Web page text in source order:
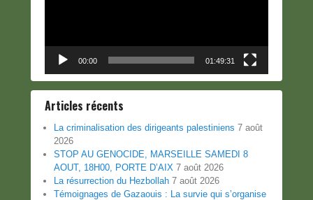
00:00 01:49:31
Articles récents
La criminalisation des dirigeants palestiniens 7 août
2026
STOP AU GENOCIDE, MARSEILLE SAMEDI 8
AOUT, 18H00, PORTE D’AIX 7 août 2026
La résurrection du Hezbollah 7 août 2026
Témoignages de Gazaouis : La survie qui s’organise